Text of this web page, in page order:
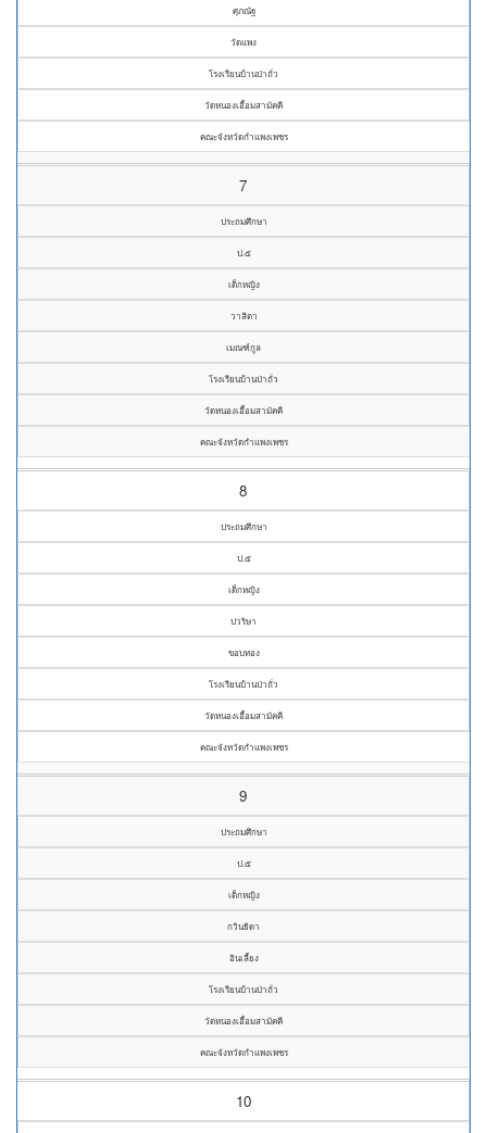
ศุภณัฐ
วัดแพง
โรงเรียนบ้านป่าถั่ว
วัดหนองเอื้อมสามัคคี
คณะจังหวัดกำแพงเพชร
7
ประถมศึกษา
ป.๕
เด็กหญิง
วาสิตา
เมณฑ์กูล
โรงเรียนบ้านป่าถั่ว
วัดหนองเอื้อมสามัคคี
คณะจังหวัดกำแพงเพชร
8
ประถมศึกษา
ป.๕
เด็กหญิง
ปวริษา
ขอบทอง
โรงเรียนบ้านป่าถั่ว
วัดหนองเอื้อมสามัคคี
คณะจังหวัดกำแพงเพชร
9
ประถมศึกษา
ป.๕
เด็กหญิง
กวินธิดา
อินเลี้ยง
โรงเรียนบ้านป่าถั่ว
วัดหนองเอื้อมสามัคคี
คณะจังหวัดกำแพงเพชร
10